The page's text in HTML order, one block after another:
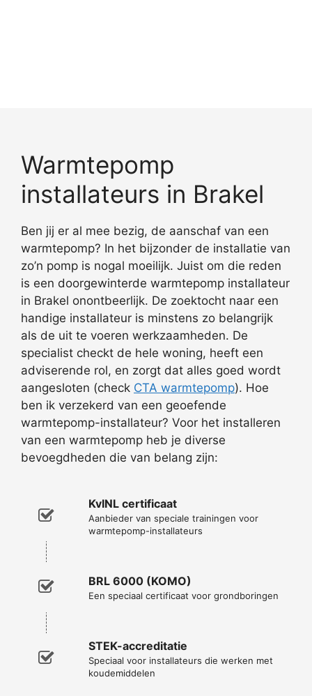
Warmtepomp
installateurs in Brakel
Ben jij er al mee bezig, de aanschaf van een
warmtepomp? In het bijzonder de installatie van
zo’n pomp is nogal moeilijk. Juist om die reden
is een doorgewinterde warmtepomp installateur
in Brakel onontbeerlijk. De zoektocht naar een
handige installateur is minstens zo belangrijk
als de uit te voeren werkzaamheden. De
specialist checkt de hele woning, heeft een
adviserende rol, en zorgt dat alles goed wordt
aangesloten (check CTA warmtepomp). Hoe
ben ik verzekerd van een geoefende
warmtepomp-installateur? Voor het installeren
van een warmtepomp heb je diverse
bevoegdheden die van belang zijn:
KvINL certificaat
Aanbieder van speciale trainingen voor
warmtepomp-installateurs
BRL 6000 (KOMO)
Een speciaal certificaat voor grondboringen
STEK-accreditatie
Speciaal voor installateurs die werken met
koudemiddelen